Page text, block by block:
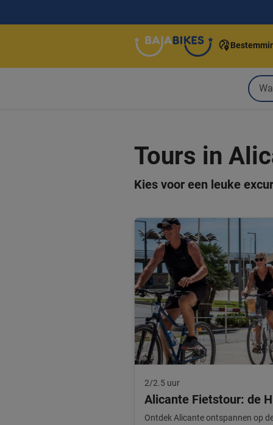
Tours in
Kies voor een leuke
2/2.5 uur
Alicante Fietstour: de
Ontdek Alicante ontspannen op